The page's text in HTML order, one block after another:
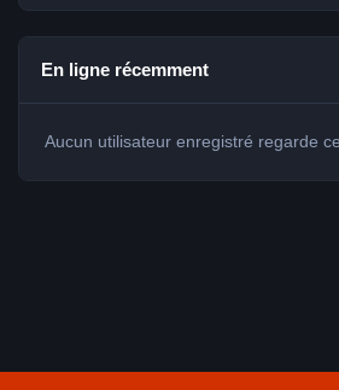
En ligne récemment
Aucun utilisateur enregistré regarde